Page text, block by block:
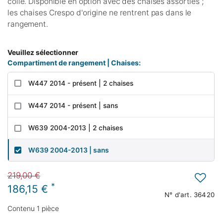
les chaises Crespo d'origine ne rentrent pas dans le
rangement.
Veuillez sélectionner
Compartiment de rangement | Chaises:
W447 2014 - présent | 2 chaises
W447 2014 - présent | sans
W639 2004-2013 | 2 chaises
W639 2004-2013 | sans
219,00 €
186,15 € *
Contenu 1 pièce
N° d'art. 36420